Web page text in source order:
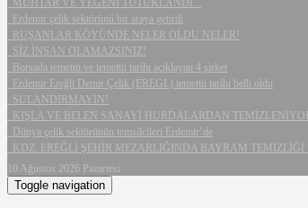
MUHTAR VE YEĞENİ TUTUKLANDI...
Erdemir çelik sektörünü bir araya getirdi
RUŞANLAR KÖYÜNDE NELER OLDU NELER!
SİZ İNSAN OLAMAZSINIZ!
Borsada temettü ve temettü tarihi açıklayan 4 şirket
Erdemir Ereğli Demir Çelik (EREGL) temettü tarihi belli oldu
SULANDIRMAYIN!
KIŞLA VE BELEN SANAYİ HURDALARDAN
Dünya çelik sektörünün temsilcileri Erdemir’de
KDZ. EREĞLİ ŞEHİR MEZARLIĞINDA BAYRAM
10 Ağustos 2026 Pazartesi
Toggle navigation